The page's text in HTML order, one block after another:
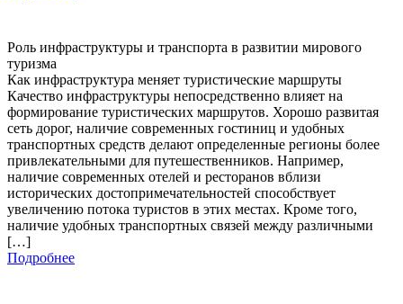
Роль инфраструктуры и транспорта в развитии мирового
туризма
Как инфраструктура меняет туристические маршруты
Качество инфраструктуры непосредственно влияет на
формирование туристических маршрутов. Хорошо развитая
сеть дорог, наличие современных гостиниц и удобных
транспортных средств делают определенные регионы более
привлекательными для путешественников. Например,
наличие современных отелей и ресторанов вблизи
исторических достопримечательностей способствует
увеличению потока туристов в этих местах. Кроме того,
наличие удобных транспортных связей между различными
[…]
Подробнее